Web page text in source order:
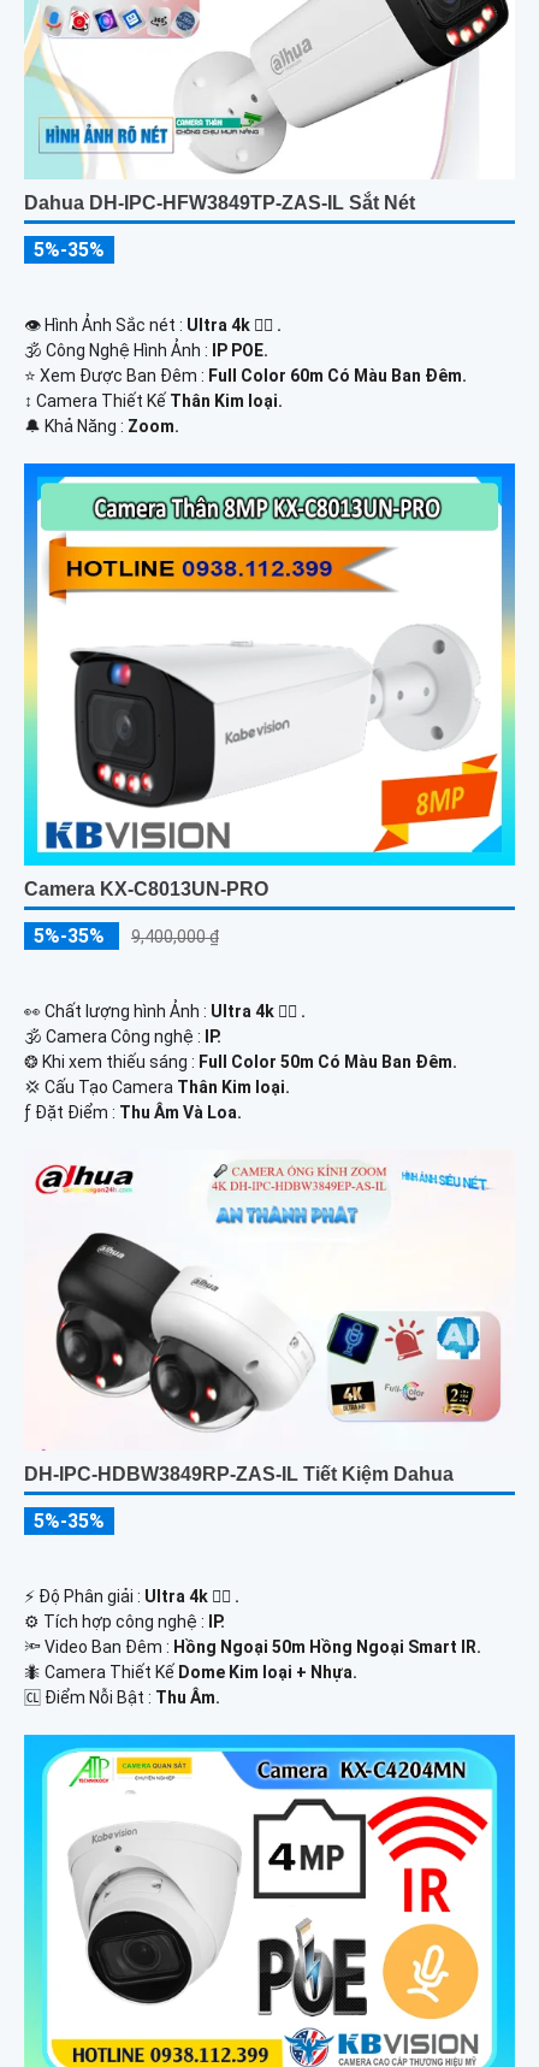
Dahua DH-IPC-HFW3849TP-ZAS-IL Sắt Nét
5%-35%
👁 Hình Ảnh Sắc nét : Ultra 4k 👍🏾 .
🕉️ Công Nghệ Hình Ảnh :
IP POE.
⭐ Xem Được Ban Đêm : Full Color 60m Có Màu Ban Ðêm.
↕️ Camera Thiết Kế Thân Kim loại.
️🔔 Khả Năng : Zoom.
Camera KX-C8013UN-PRO
5%-35% 9,400,000 ₫
️👀 Chất lượng hình Ảnh : Ultra 4k 👍🏾 .
🕉️ Camera Công nghệ : IP.
❂ Khi xem thiếu sáng : Full Color 50m Có Màu Ban Ðêm.
💢 Cấu Tạo Camera Thân Kim loại.
️ƒ Đặt Điểm : Thu Âm Và Loa.
DH-IPC-HDBW3849RP-ZAS-IL Tiết Kiệm Dahua
5%-35%
️⚡ Độ Phân giải : Ultra 4k 👍🏾 .
⚙ Tích hợp công nghệ :
IP.
🔦 Video Ban Đêm : Hồng Ngoại 50m Hồng Ngoại Smart IR.
🐜 Camera Thiết Kế Dome Kim loại + Nhựa.
️🆑 Điểm Nỗi Bật : Thu Âm.